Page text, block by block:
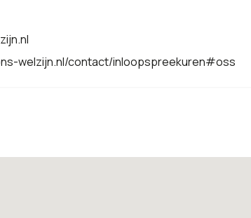
welzijn.nl/contact/inloopspreekuren#oss